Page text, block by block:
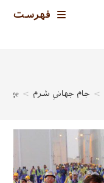
فهرست
> جام جهانیِ شرم >